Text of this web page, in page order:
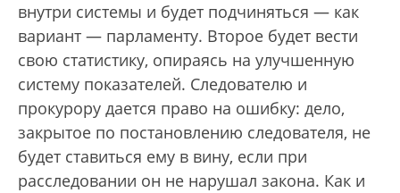
внутри системы и будет подчиняться — как
вариант — парламенту. Второе будет вести
свою статистику, опираясь на улучшенную
систему показателей. Следователю и
прокурору дается право на ошибку: дело,
закрытое по постановлению следователя, не
будет ставиться ему в вину, если при
расследовании он не нарушал закона. Как и